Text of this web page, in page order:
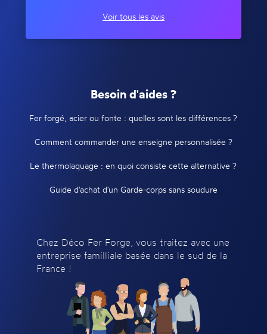
Voir tous les avis
Besoin d'aides ?
Fer forgé, acier ou fonte : quelles sont les différences ?
Comment commander une enseigne personnalisée ?
Le thermolaquage : en quoi consiste cette alternative ?
Guide d'achat d'un Garde-corps sans soudure
Chez Déco Fer Forge, vous traitez avec une
entreprise familliale basée dans le sud de la
France !